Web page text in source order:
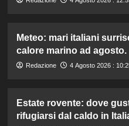
Meteo: mari italiani
calore marino ad agosto.
Redazione 4 Agosto 2026 :
Estate rovente: dove
rifugiarsi dal caldo in